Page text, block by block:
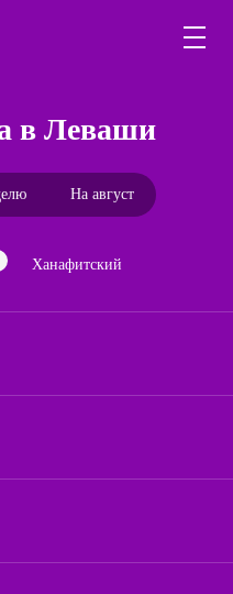
в Леваши
На август
Ханафитский